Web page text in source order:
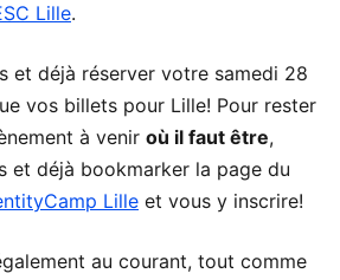
Lille.
et déjà réserver votre samedi 28
vos billets pour Lille! Pour rester
à venir où il faut être,
et déjà bookmarker la page du
Lille et vous y inscrire!
au courant, tout comme